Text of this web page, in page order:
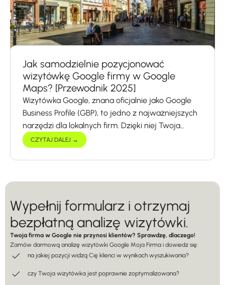
Jak samodzielnie pozycjonować
wizytówkę Google firmy w Google
Maps? [Przewodnik 2025]
Wizytówka Google, znana oficjalnie jako Google
Business Profile (GBP), to jedno z najważniejszych
narzędzi dla lokalnych firm. Dzięki niej Twoja…
CZYTAJ DALEJ →
Wypełnij formularz i otrzymaj
bezpłatną analizę wizytówki.
Twoja firma w Google nie przynosi klientów? Sprawdzę, dlaczego!
Zamów darmową analizę wizytówki Google Moja Firma i dowiedz się:
na jakiej pozycji widzą Cię klienci w wynikach wyszukiwania?
czy Twoja wizytówka jest poprawnie zoptymalizowana?